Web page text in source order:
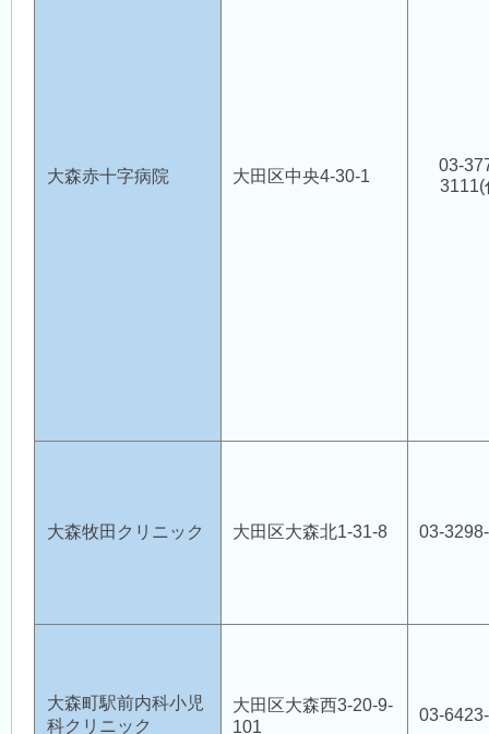
大森赤十字病院 大田区中央4-30-1
03-
3111(
大森牧田クリニック 大田区大森北1-31-8 03-
大森町駅前内科小児
科クリニック
大田区大森西3-20-9-
101
03-